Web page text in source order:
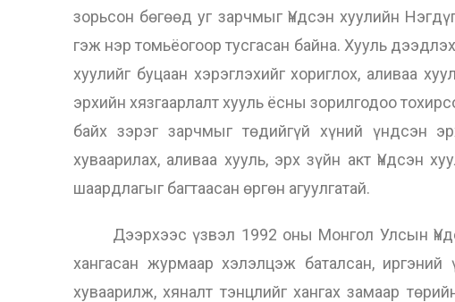
зорьсон бөгөөд уг зарчмыг Үндсэн хуулийн
гэж нэр томьёогоор тусгасан байна. Хууль
хуулийг буцаан хэрэглэхийг хориглох, аливаа
эрхийн хязгаарлалт хууль ёсны зорилгодоо
байх зэрэг зарчмыг төдийгүй хүний үндсэн
хуваарилах, аливаа хууль, эрх зүйн акт Үндсэн
шаардлагыг багтаасан өргөн агуулгатай.
Дээрхээс үзвэл 1992 оны Монгол Улсын
хангасан журмаар хэлэлцэж баталсан,
хуваарилж, хяналт тэнцлийг хангах замаар